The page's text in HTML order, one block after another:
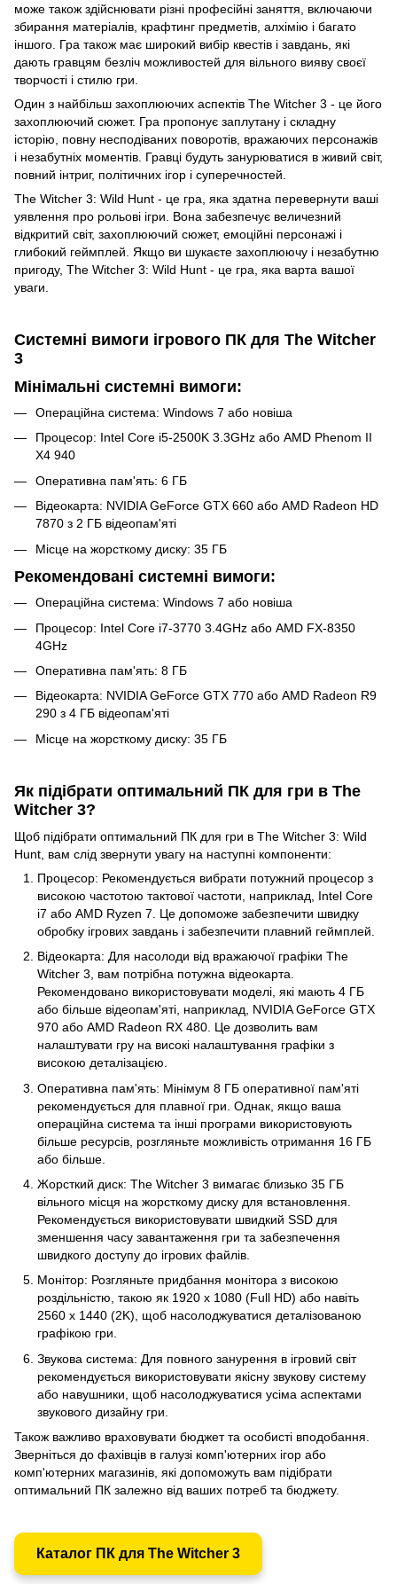
може також здійснювати різні професійні заняття, включаючи
збирання матеріалів, крафтинг предметів, алхімію і багато
іншого. Гра також має широкий вибір квестів і завдань, які
дають гравцям безліч можливостей для вільного вияву своєї
творчості і стилю гри.
Один з найбільш захоплюючих аспектів The Witcher 3 - це його
захоплюючий сюжет. Гра пропонує заплутану і складну
історію, повну несподіваних поворотів, вражаючих персонажів
і незабутніх моментів. Гравці будуть занурюватися в живий світ,
повний інтриг, політичних ігор і суперечностей.
The Witcher 3: Wild Hunt - це гра, яка здатна перевернути ваші
уявлення про рольові ігри. Вона забезпечує величезний
відкритий світ, захоплюючий сюжет, емоційні персонажі і
глибокий геймплей. Якщо ви шукаєте захоплюючу і незабутню
пригоду, The Witcher 3: Wild Hunt - це гра, яка варта вашої
уваги.
Системні вимоги ігрового ПК для The Witcher
3
Мінімальні системні вимоги:
Операційна система: Windows 7 або новіша
Процесор: Intel Core i5-2500K 3.3GHz або AMD Phenom II
X4 940
Оперативна пам'ять: 6 ГБ
Відеокарта: NVIDIA GeForce GTX 660 або AMD Radeon HD
7870 з 2 ГБ відеопам'яті
Місце на жорсткому диску: 35 ГБ
Рекомендовані системні вимоги:
Операційна система: Windows 7 або новіша
Процесор: Intel Core i7-3770 3.4GHz або AMD FX-8350
4GHz
Оперативна пам'ять: 8 ГБ
Відеокарта: NVIDIA GeForce GTX 770 або AMD Radeon R9
290 з 4 ГБ відеопам'яті
Місце на жорсткому диску: 35 ГБ
Як підібрати оптимальний ПК для гри в The
Witcher 3?
Щоб підібрати оптимальний ПК для гри в The Witcher 3: Wild
Hunt, вам слід звернути увагу на наступні компоненти:
Процесор: Рекомендується вибрати потужний процесор з
високою частотою тактової частоти, наприклад, Intel Core
i7 або AMD Ryzen 7. Це допоможе забезпечити швидку
обробку ігрових завдань і забезпечити плавний геймплей.
Відеокарта: Для насолоди від вражаючої графіки The
Witcher 3, вам потрібна потужна відеокарта.
Рекомендовано використовувати моделі, які мають 4 ГБ
або більше відеопам'яті, наприклад, NVIDIA GeForce GTX
970 або AMD Radeon RX 480. Це дозволить вам
налаштувати гру на високі налаштування графіки з
високою деталізацією.
Оперативна пам'ять: Мінімум 8 ГБ оперативної пам'яті
рекомендується для плавної гри. Однак, якщо ваша
операційна система та інші програми використовують
більше ресурсів, розгляньте можливість отримання 16 ГБ
або більше.
Жорсткий диск: The Witcher 3 вимагає близько 35 ГБ
вільного місця на жорсткому диску для встановлення.
Рекомендується використовувати швидкий SSD для
зменшення часу завантаження гри та забезпечення
швидкого доступу до ігрових файлів.
Монітор: Розгляньте придбання монітора з високою
роздільністю, такою як 1920 x 1080 (Full HD) або навіть
2560 x 1440 (2K), щоб насолоджуватися деталізованою
графікою гри.
Звукова система: Для повного занурення в ігровий світ
рекомендується використовувати якісну звукову систему
або навушники, щоб насолоджуватися усіма аспектами
звукового дизайну гри.
Також важливо враховувати бюджет та особисті вподобання.
Зверніться до фахівців в галузі комп'ютерних ігор або
комп'ютерних магазинів, які допоможуть вам підібрати
оптимальний ПК залежно від ваших потреб та бюджету.
Каталог ПК для The Witcher 3